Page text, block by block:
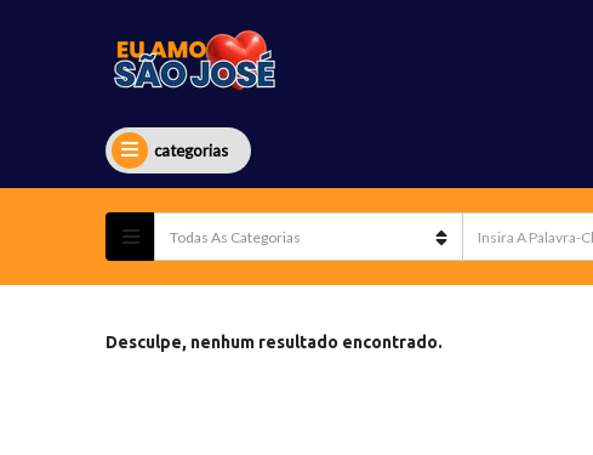
categorias
Desculpe, nenhum resultado encontrado.